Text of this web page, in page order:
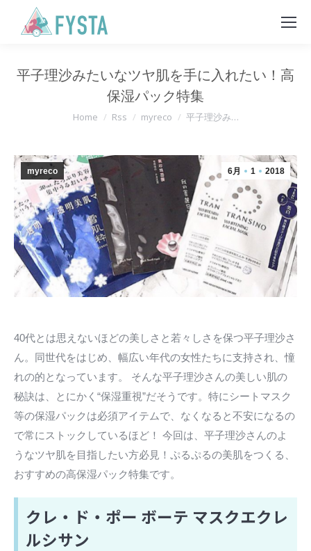
平子理沙みたいなツヤ肌を手に入れたい！高
保湿パック特集
You are here:
Home Rss myreco 平子理沙み…
6月 1 2018
myreco
40代とは思えないほどの美しさと若々しさを保つ平子理沙さ
ん。同世代をはじめ、幅広い年代の女性たちに支持され、憧
れの的となっています。 そんな平子理沙さんの美しい肌の
秘訣は、とにかく“保湿重視”だそうです。特にシートマスク
等の保湿パックは必須アイテムで、なくなると不安になるの
で常にストックしているほど！ 今回は、平子理沙さんのよ
うなツヤ肌を目指したい方必見！ぷるぷるの美肌をつくる、
おすすめの高保湿パック特集です。
クレ・ド・ポー ボーテ マスクエクレ
ルシサン